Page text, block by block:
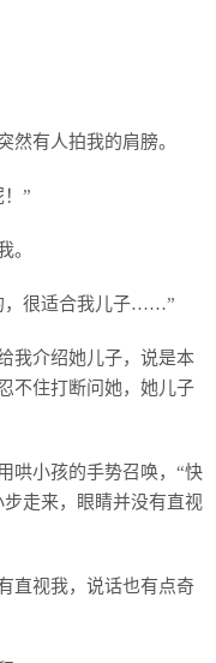
然有人拍我的肩膀。
”
。
，很适合我儿子……”
我介绍她儿子，说是本
不住打断问她，她儿子
哄小孩的手势召唤，“快
走来，眼睛并没有直视
直视我，说话也有点奇